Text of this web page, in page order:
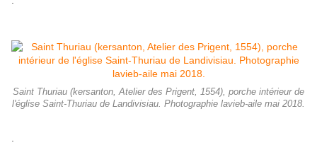
Saint Thuriau (kersanton, Atelier des Prigent, 1554), porche intérieur de
l'église Saint-Thuriau de Landivisiau. Photographie lavieb-aile mai 2018.